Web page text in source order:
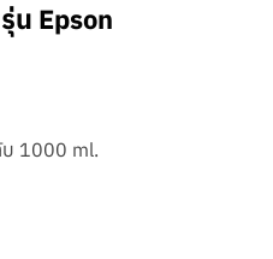
น Epson
บ 1000 ml.